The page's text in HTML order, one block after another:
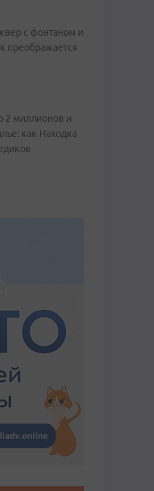
с фонтаном и
преображается
2 миллионов и
как Находка